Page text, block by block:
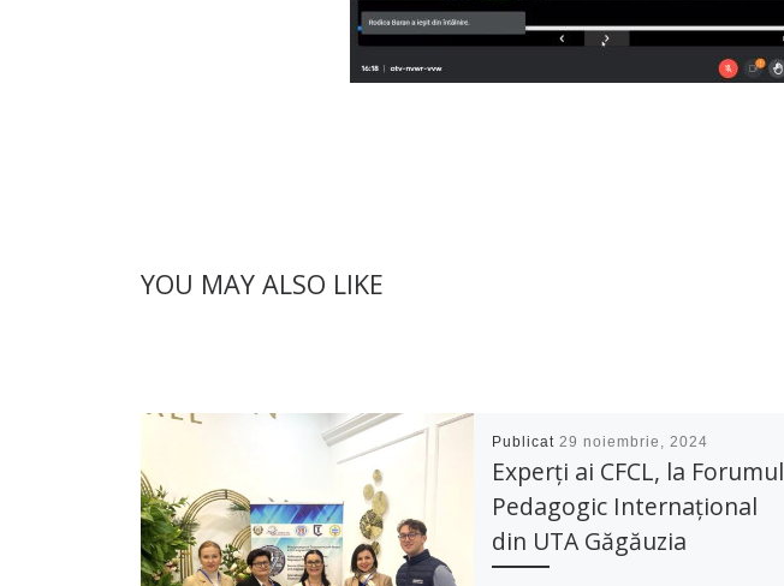
YOU MAY ALSO LIKE
Publicat 29 noiembrie, 2024
Experți ai CFCL, la Forumul
Pedagogic Internațional
din UTA Găgăuzia